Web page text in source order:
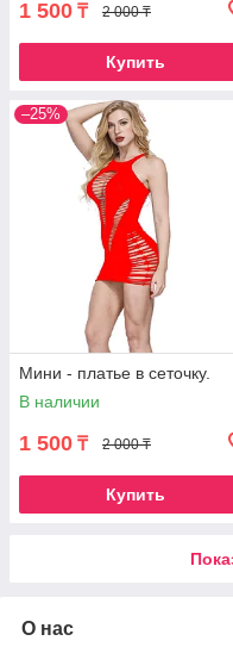
1 500 ₸ 2 000 ₸
Купить
–25%
Мини - платье в сеточку.
В наличии
1 500 ₸ 2 000 ₸
Купить
О нас